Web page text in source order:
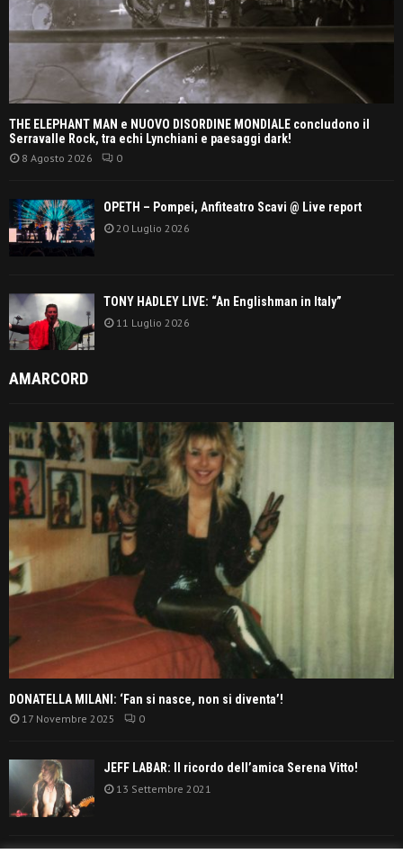
THE ELEPHANT MAN e NUOVO DISORDINE MONDIALE concludono il
Serravalle Rock, tra echi Lynchiani e paesaggi dark!
8 Agosto 2026 0
OPETH – Pompei, Anfiteatro Scavi @ Live report
20 Luglio 2026
TONY HADLEY LIVE: “An Englishman in Italy”
11 Luglio 2026
AMARCORD
DONATELLA MILANI: ‘Fan si nasce, non si diventa’!
17 Novembre 2025 0
JEFF LABAR: Il ricordo dell’amica Serena Vitto!
13 Settembre 2021